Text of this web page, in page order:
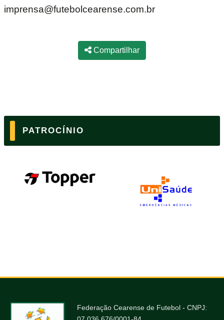
imprensa@futebolcearense.com.br
Compartilhar
PATROCÍNIO
Federação Cearense de Futebol - CNPJ: